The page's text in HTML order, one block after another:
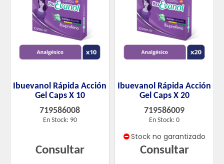
Ibuevanol Rápida Acción
Gel Caps X 10
719586008
En Stock: 90
Consultar
Ibuevanol Rápida Acción
Gel Caps X 20
719586009
En Stock: 0
Stock no garantizado
Consultar